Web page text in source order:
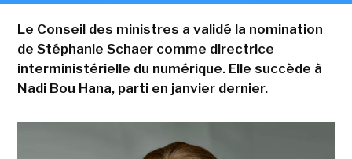
Le Conseil des ministres a validé la nomination
de Stéphanie Schaer comme directrice
interministérielle du numérique. Elle succède à
Nadi Bou Hana, parti en janvier dernier.